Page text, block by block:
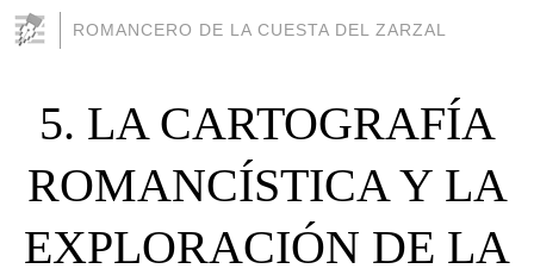
ROMANCERO DE LA CUESTA DEL ZARZAL
5. LA CARTOGRAFÍA
ROMANCÍSTICA Y LA
EXPLORACIÓN DE LA